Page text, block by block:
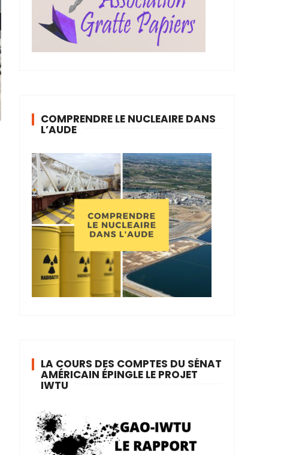
COMPRENDRE LE NUCLEAIRE DANS
L’AUDE
LA COURS DES COMPTES DU SÉNAT
AMÉRICAIN ÉPINGLE LE PROJET
IWTU